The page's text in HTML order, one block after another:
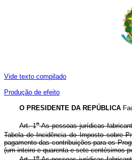
Vide texto compilado
Produção de efeito
O PRESIDENTE DA REPÚBLICA
Art. 1oAs pessoas jurídicas
Tabela de Incidência do Imposto sobre
pagamento das contribuições para os
(um inteiro e quarenta e sete centésimos
o